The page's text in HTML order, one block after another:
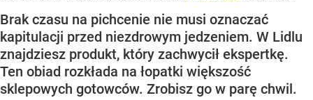
Brak czasu na pichcenie nie musi oznaczać
kapitulacji przed niezdrowym jedzeniem. W Lidlu
znajdziesz produkt, który zachwycił ekspertkę.
Ten obiad rozkłada na łopatki większość
sklepowych gotowców. Zrobisz go w parę chwil.